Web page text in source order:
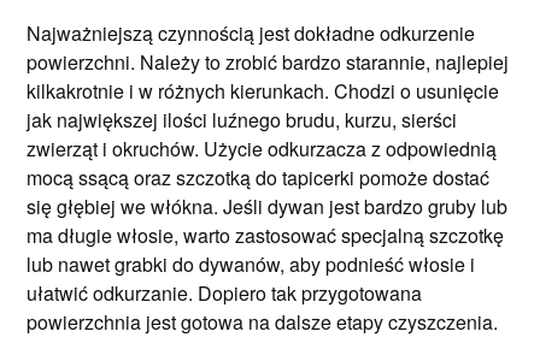
Najważniejszą czynnością jest dokładne odkurzenie
powierzchni. Należy to zrobić bardzo starannie, najlepiej
kilkakrotnie i w różnych kierunkach. Chodzi o usunięcie
jak największej ilości luźnego brudu, kurzu, sierści
zwierząt i okruchów. Użycie odkurzacza z odpowiednią
mocą ssącą oraz szczotką do tapicerki pomoże dostać
się głębiej we włókna. Jeśli dywan jest bardzo gruby lub
ma długie włosie, warto zastosować specjalną szczotkę
lub nawet grabki do dywanów, aby podnieść włosie i
ułatwić odkurzanie. Dopiero tak przygotowana
powierzchnia jest gotowa na dalsze etapy czyszczenia.